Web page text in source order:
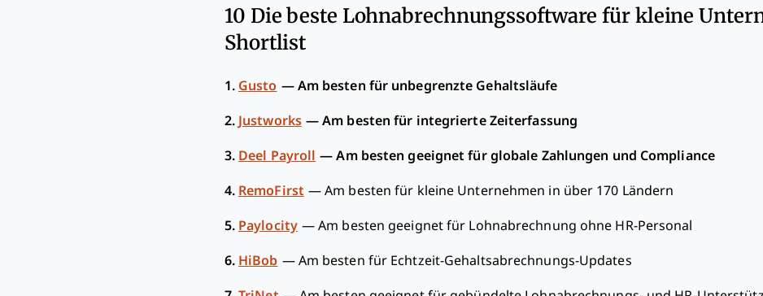
10 Die beste Lohnabrechnungssoftware für kleine
Shortlist
1. Gusto — Am besten für unbegrenzte Gehaltsläufe
2. Justworks —Am besten für integrierte Zeiterfassung
3. Deel Payroll —Am besten geeignet für globale Zahlungen und Compliance
4. RemoFirst —Am besten für kleine Unternehmen in über 170 Ländern
5. Paylocity —Am besten geeignet für Lohnabrechnung ohne HR-Personal
6. HiBob — Am besten für Echtzeit-Gehaltsabrechnungs-Updates